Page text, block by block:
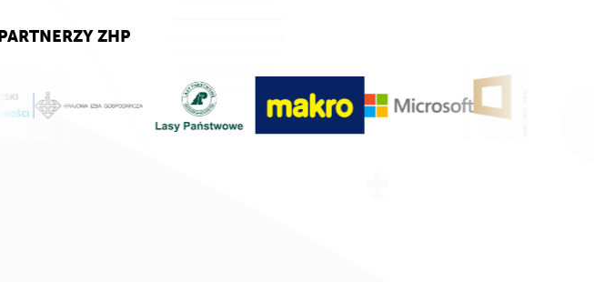
PARTNERZY ZHP